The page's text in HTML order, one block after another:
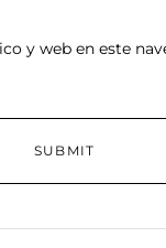
y web en este